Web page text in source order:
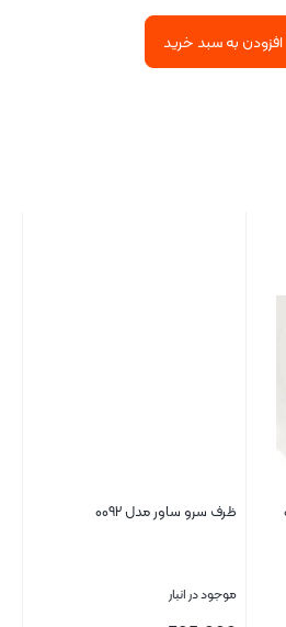
افزودن به سبد خرید
ظرف سرو ساور مدل ۰۰۹۲
موجود در انبار